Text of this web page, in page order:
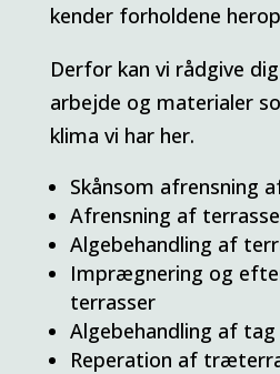
kender forholdene
Derfor kan vi rådgive
arbejde og materialer
klima vi har her.
Skånsom afrensning
Afrensning af
Algebehandling af
Imprægnering og
terrasser
Algebehandling af tag
Reperation af